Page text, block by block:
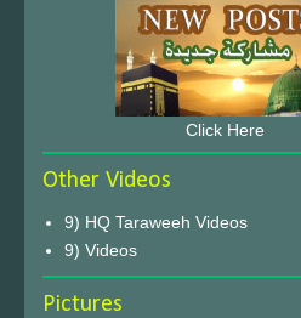
Click Here
Other Videos
9) HQ Taraweeh Videos
9) Videos
Pictures